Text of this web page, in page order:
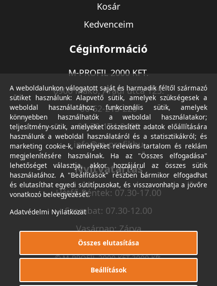
Kosár
Kedvenceim
Céginformáció
M-PROFIL 2000 KFT.
6900 Makó, Aradi utca 125.
06-62-213-220
06-30-174-9490
info@m-profil.hu
Nyitvatartás
Hétfő-Péntek: 07.30-17.00
Szombat: 07.30-12.00
Vasárnap: Zárva
© M-PROFIL 2000 KFT 2000 Kft.
Minden jog fenntartva.
KészítetteI.T.C. Kft.
A weboldalunkon válogatott saját és harmadik féltől származó
sütiket használunk: Alapvető sütik, amelyek szükségesek a
weboldal használatához; funkcionális sütik, amelyek
könnyebben használhatók a weboldal használatakor;
teljesítmény-sütik, amelyeket összesített adatok előállítására
használunk a weboldal használatáról és a statisztikákról; és
marketing cookie-k, amelyeket releváns tartalom és reklám
megjelenítésére használnak. Ha az "Összes elfogadása"
lehetőséget választja, akkor hozzájárul az összes sütik
használatához. A "Beállítások" részben bármikor elfogadhat
és elutasíthat egyedi sütitípusokat, és visszavonhatja a jövőre
vonatkozó beleegyezését.
Adatvédelmi Nyilatkozat
Összes elutasítása
Beállítások